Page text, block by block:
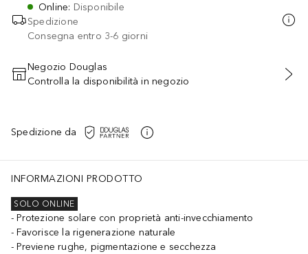
Online: Disponibile
Spedizione
Consegna entro 3-6 giorni
AGGIUNGI AL CARRELLO
Negozio Douglas
Controlla la disponibilità in negozio
Spedizione da
INFORMAZIONI PRODOTTO
SOLO ONLINE
Protezione solare con proprietà anti-invecchiamento
Favorisce la rigenerazione naturale
Previene rughe, pigmentazione e secchezza